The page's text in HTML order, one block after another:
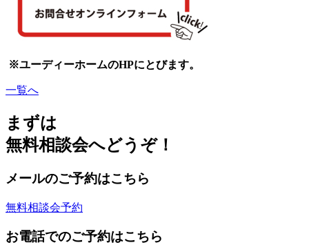
※ユーディーホームのHPにとびます。
一覧へ
まずは
無料相談会へどうぞ！
メールのご予約はこちら
無料相談会予約
お電話でのご予約はこちら